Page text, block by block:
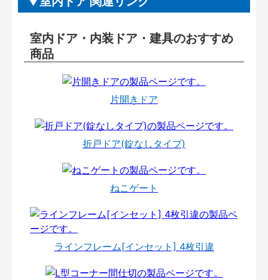
室内ドア・内装ドア・建具のおすすめ
商品
片開きドア
折戸ドア(錠なしタイプ)
ねこゲート
ラインフレーム[インセット] 4枚引違